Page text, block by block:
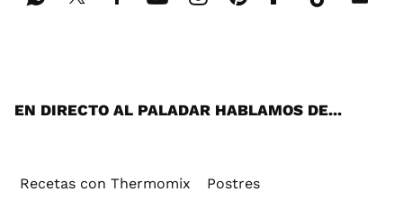
EN DIRECTO AL PALADAR HABLAMOS DE...
Recetas con Thermomix Postres